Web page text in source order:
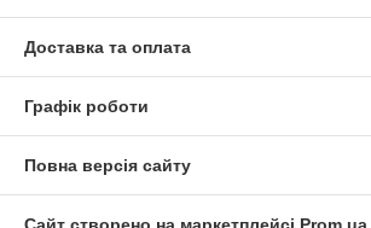
Доставка та оплата
Графік роботи
Повна версія сайту
Сайт створено на маркетплейсі Prom.ua